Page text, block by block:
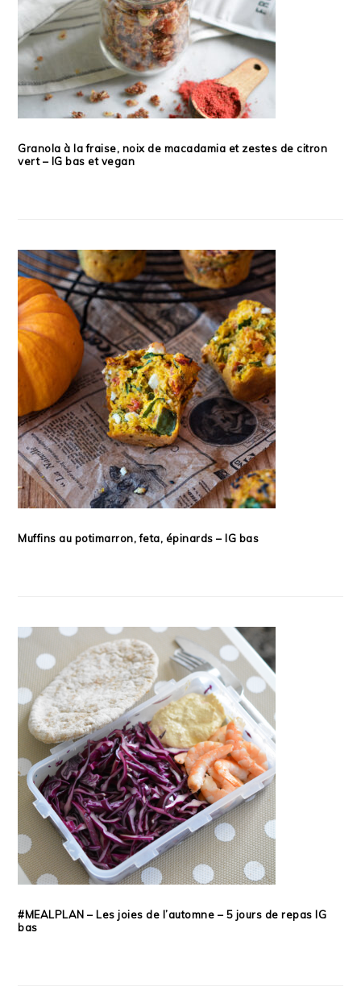
Granola à la fraise, noix de macadamia et zestes de citron
vert – IG bas et vegan
Muffins au potimarron, feta, épinards – IG bas
#MEALPLAN – Les joies de l’automne – 5 jours de repas IG
bas